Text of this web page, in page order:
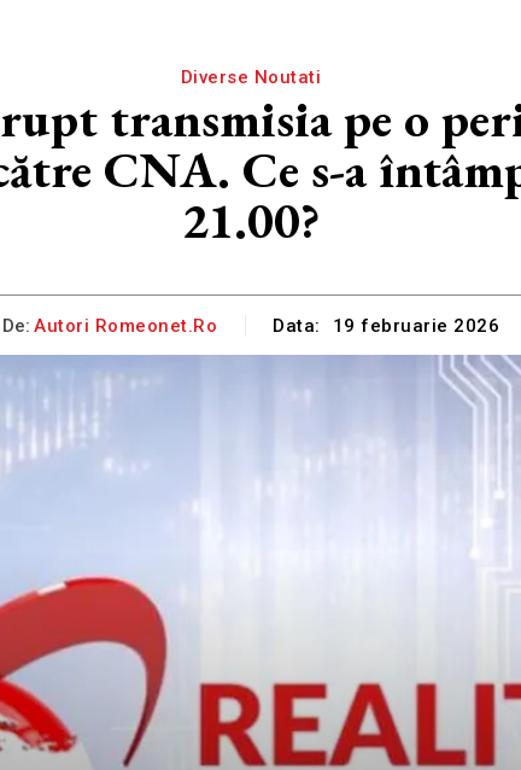
Diverse Noutati
transmisia pe o
CNA. Ce s-a
21.00?
De: Autori Romeonet.ro Data: 19 februarie 2026